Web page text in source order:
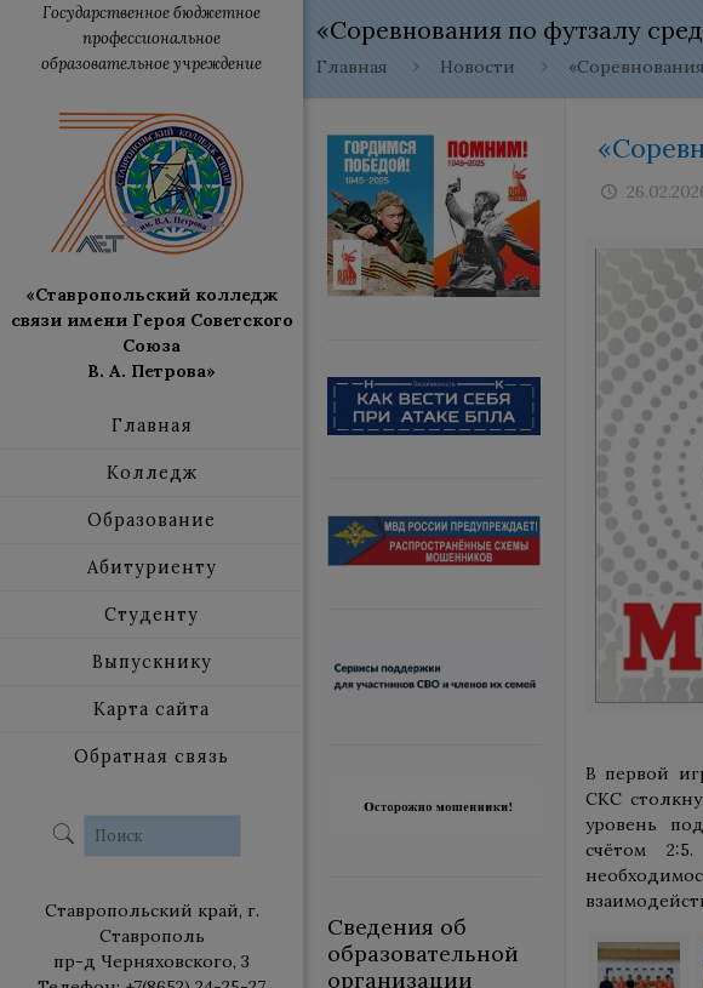
Государственное бюджетное
профессиональное
образовательное учреждение
«Ставропольский колледж
связи имени Героя Советского
Союза
В. А. Петрова»
Главная
Колледж
Образование
Абитуриенту
Студенту
Выпускнику
Карта сайта
Обратная связь
Ставропольский край, г.
Ставрополь
пр-д Черняховского, 3
«Соревнования по футзалу
Главная Новости
В первой
СКС
уровень
счётом
Сведения об
образовательной
организации